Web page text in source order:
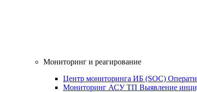
Мониторинг и реагирование
Центр мониторинга ИБ (SOC)
Мониторинг АСУ ТП Выявление